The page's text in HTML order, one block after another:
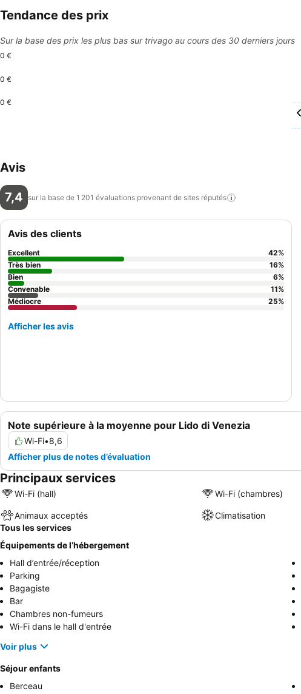
Tendance des prix
Sur la base des prix les plus bas sur trivago au cours des 30 derniers jours
0 €
0 €
0 €
Avis
7,4 sur la base de 1 201 évaluations provenant de sites réputés
Note supérieure à la moyenne pour Lido di Venezia
Wi-Fi•8,6
Afficher plus de notes d’évaluation
Avis des clients
Excellent 42%
Très bien
16%
Bien
6%
Convenable
11%
Médiocre
25%
Afficher les avis
Principaux services
Wi-Fi (hall) Wi-Fi (chambres)
Animaux acceptés Climatisation
Tous les services
Équipements de l’hébergement
Hall d’entrée/réception
Parking
Bagagiste
Bar
Chambres non-fumeurs
Wi-Fi dans le hall d'entrée
Voir plus
Séjour enfants
Berceau